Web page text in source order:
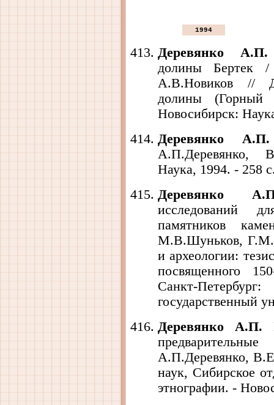
1994
Деревянко А.П.
долины Бертек /
А.В.Новиков //
долины (Горный
Новосибирск:
Деревянко А.П.
А.П.Деревянко,
Наука, 1994. - 258
Деревянко
исследований
памятников
М.В.Шуньков,
и археологии:
посвященного
Санкт-
государственный
Деревянко А.П.
А.П.Деревянко,
наук, Сибирское
этнографии. -